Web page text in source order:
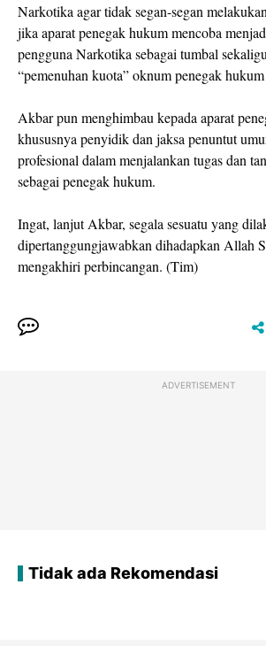
Narkotika agar tidak segan-segan
jika aparat penegak hukum mencoba
pengguna Narkotika sebagai tumbal
“pemenuhan kuota” oknum penegak
Akbar pun menghimbau kepada aparat
khususnya penyidik dan jaksa penuntut
profesional dalam menjalankan tugas dan
sebagai penegak hukum.
Ingat, lanjut Akbar, segala sesuatu yang
dipertanggungjawabkan dihadapkan Allah
mengakhiri perbincangan. (Tim)
ADVERTISEMENT
Tidak ada Rekomendasi